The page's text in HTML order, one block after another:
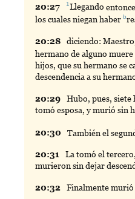
20:27 1Llegando
los cuales niegan haberb
20:28 diciendo:
hermano de alguno
hijos, que su hermano se
descendencia a su
20:29 Hubo, pues,
tomó esposa, y murió sin
20:30 Tambiénel
20:31 Latomó el
murieron sin dejar
20:32 Finalmentemurió